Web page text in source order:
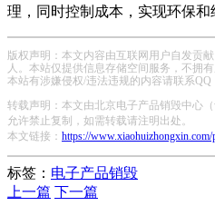
理，同时控制成本，实现环保和
版权声明：本文内容由互联网用户自发贡
人。本站仅提供信息存储空间服务，不拥
本站有涉嫌侵权/违法违规的内容请联系QQ
转载声明：本文由北京电子产品销毁中心
允许禁止复制，如需转载请注明出处。
本文链接： https://www.xiaohuizhongxin.com/
标签： 电子产品销毁
上一篇
下一篇